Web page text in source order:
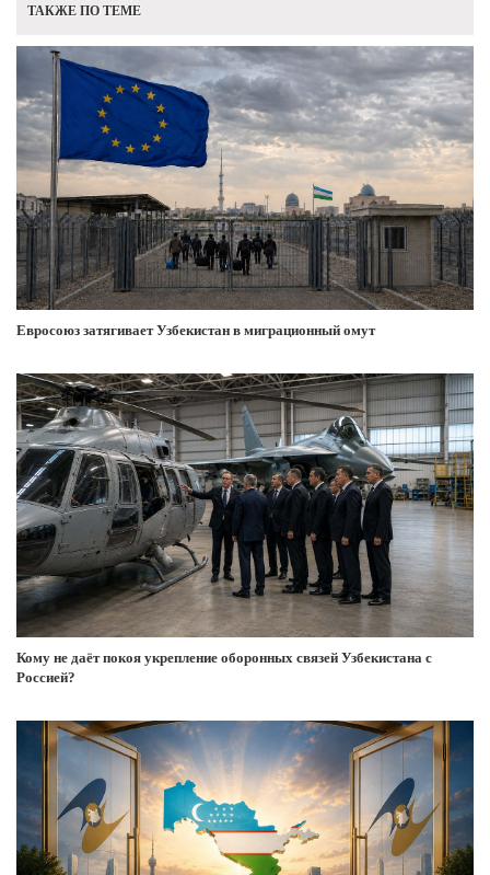
ТАКЖЕ ПО ТЕМЕ
Евросоюз затягивает Узбекистан в миграционный омут
Кому не даёт покоя укрепление оборонных связей Узбекистана с
Россией?